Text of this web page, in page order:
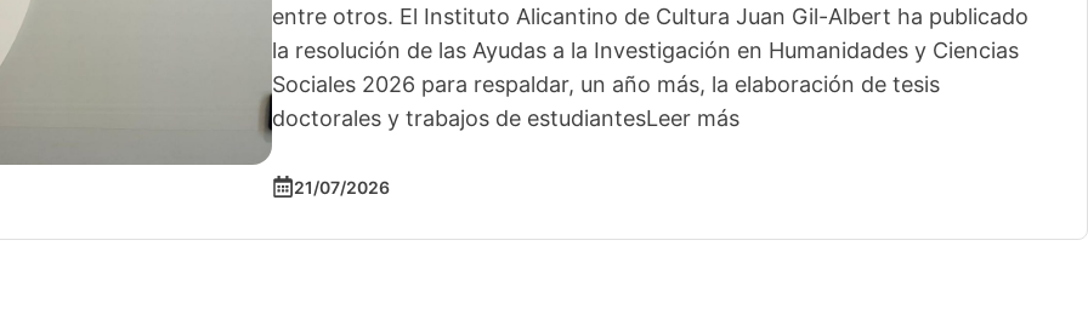
entre otros. El Instituto Alicantino de Cultura Juan Gil-Albert ha publicado
la resolución de las Ayudas a la Investigación en Humanidades y Ciencias
Sociales 2026 para respaldar, un año más, la elaboración de tesis
doctorales y trabajos de estudiantesLeer más
21/07/2026